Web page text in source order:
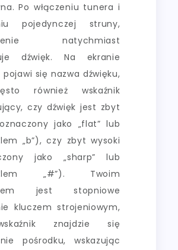
Po włączeniu tunera i
pojedynczej struny,
natychmiast
dźwięk. Na ekranie
się nazwa dźwięku,
również wskaźnik
czy dźwięk jest zbyt
jako „flat” lub
„b”), czy zbyt wysoki
jako „sharp” lub
„#”). Twoim
jest stopniowe
kluczem strojeniowym,
znajdzie się
pośrodku, wskazując